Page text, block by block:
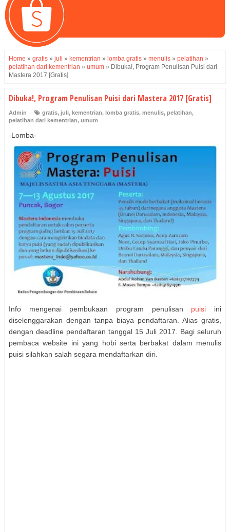
Home » gratis » juli » kementrian » lomba gratis » menulis » pelatihan »
pelatihan dari kementrian » umum » Dibuka!, Program Penulisan Puisi dari
Mastera 2017 [Gratis]
Dibuka!, Program Penulisan Puisi dari Mastera 2017 [Gratis]
Admin gratis, juli, kementrian, lomba gratis, menulis, pelatihan,
pelatihan dari kementrian, umum
-Lomba-
Info mengenai pembukaan program penulisan puisi ini
diselenggarakan dengan tanpa biaya pendaftaran. Alias gratis,
dengan deadline pendaftaran tanggal 15 Juli 2017. Bagi seluruh
pembaca website ini yang hobi serta berbakat dalam menulis
puisi silahkan salah segara mendaftarkan diri.